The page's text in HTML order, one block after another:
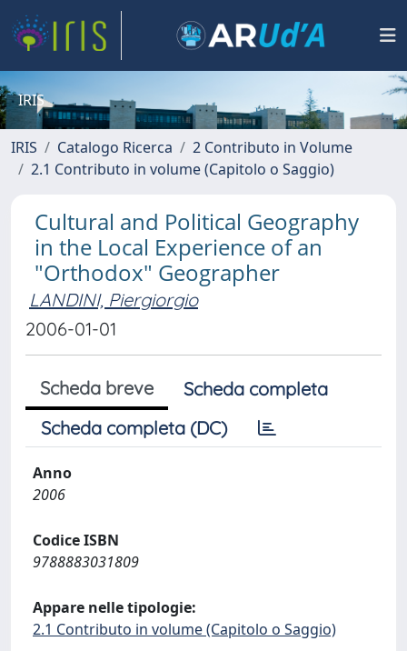
IRIS
IRIS Catalogo Ricerca
2 Contributo in Volume
2.1 Contributo in volume (Capitolo o Saggio)
Cultural and Political Geography
in the Local Experience of an
"Orthodox" Geographer
LANDINI, Piergiorgio
2006-01-01
Scheda breve
Scheda completa
Scheda completa (DC)
Anno
2006
Codice ISBN
9788883031809
Appare nelle tipologie:
2.1 Contributo in volume (Capitolo o Saggio)